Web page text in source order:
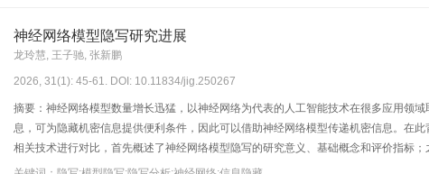
就检测结果进行分析。最后，对当前生成图像检测领域待解决的问题进行总结，并对
神经网络模型隐写研究进展
龙玲慧, 王子驰, 张新鹏
2026, 31(1): 45-61. DOI: 10.11834/jig.250267
摘要：神经网络模型数量增长迅猛，以神经网络为代表的人工智能技术在很多应用领
息，可为隐藏机密信息提供便利条件，因此可以借助神经网络模型传递机密信息。在
相关技术进行对比，首先概述了神经网络模型隐写的研究意义、基础概念和评价指标
基于修改的模型隐写、基于后门等技术的模型隐写3个不同的角度分别梳理了研究现状